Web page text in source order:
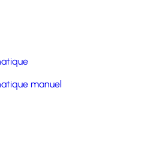
manuel